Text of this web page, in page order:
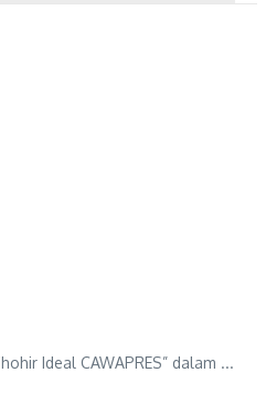
Ideal CAWAPRES” dalam ...